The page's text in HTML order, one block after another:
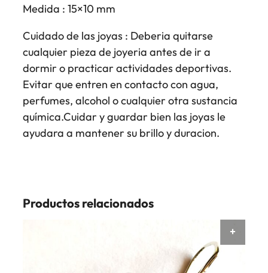
Medida : 15×10 mm
Cuidado de las joyas : Deberia quitarse
cualquier pieza de joyeria antes de ir a
dormir o practicar actividades deportivas.
Evitar que entren en contacto con agua,
perfumes, alcohol o cualquier otra sustancia
química.Cuidar y guardar bien las joyas le
ayudara a mantener su brillo y duracion.
Productos relacionados